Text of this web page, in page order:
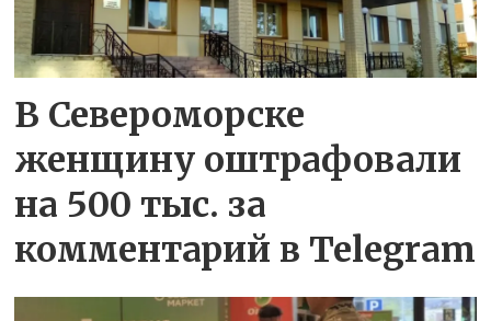
В Североморске
женщину оштрафовали
на 500 тыс. за
комментарий в Telegram